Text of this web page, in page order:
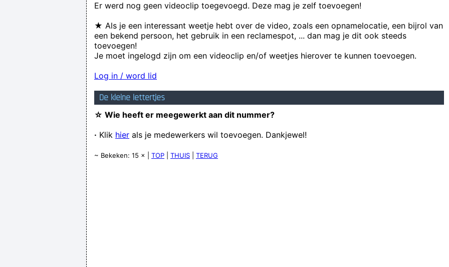
Er werd nog geen videoclip toegevoegd. Deze mag je zelf toevoegen!
★ Als je een interessant weetje hebt over de video, zoals een opnamelocatie, een bijrol van
een bekend persoon, het gebruik in een reclamespot, ... dan mag je dit ook steeds
toevoegen!
Je moet ingelogd zijn om een videoclip en/of weetjes hierover te kunnen toevoegen.
Log in / word lid
De kleine lettertjes
☆ Wie heeft er meegewerkt aan dit nummer?
· Klik hier als je medewerkers wil toevoegen. Dankjewel!
~ Bekeken: 15 × | TOP THUIS TERUG